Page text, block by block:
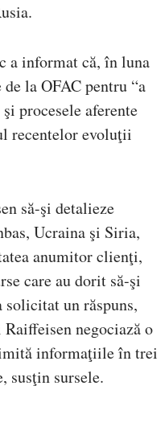
a informat că, în luna
la OFAC pentru “a
procesele aferente
recentelor evoluţii
să-şi detalieze
Ucraina şi Siria,
anumitor clienţi,
care au dorit să-şi
solicitat un răspuns,
negociază o
informaţiile în trei
susţin sursele.